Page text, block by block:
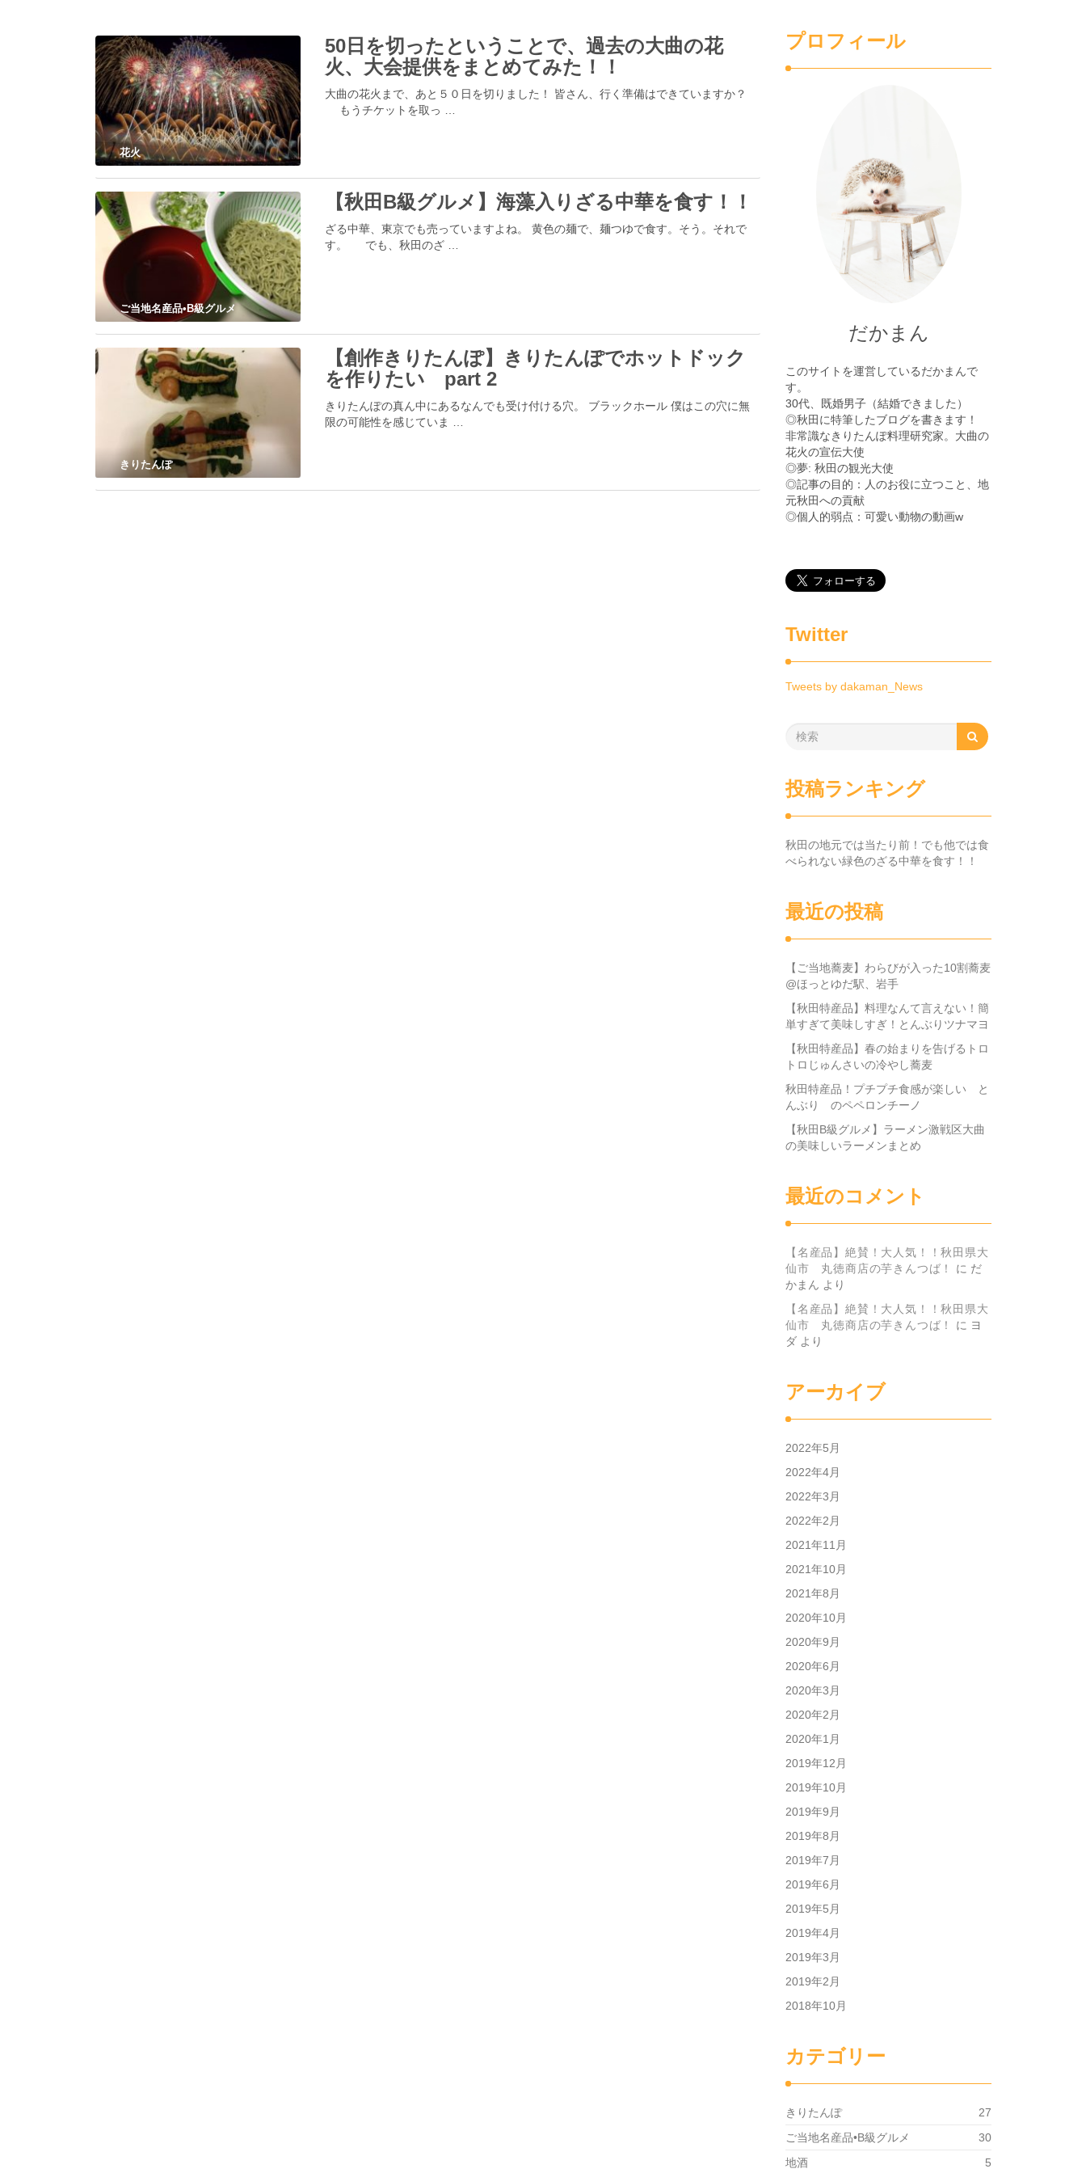
花火
50日を切ったということで、過去の大曲の花
火、大会提供をまとめてみた！！
大曲の花火まで、あと５０日を切りました！ 皆さん、行く準備はできていますか？
もうチケットを取っ …
ご当地名産品•B級グルメ
【秋田B級グルメ】海藻入りざる中華を食す！！
ざる中華、東京でも売っていますよね。 黄色の麺で、麺つゆで食す。そう。それで
す。 でも、秋田のざ …
きりたんぽ
【創作きりたんぽ】きりたんぽでホットドック
を作りたい part 2
きりたんぽの真ん中にあるなんでも受け付ける穴。 ブラックホール 僕はこの穴に無
限の可能性を感じていま …
プロフィール
だかまん
このサイトを運営しているだかまんで
す。
30代、既婚男子（結婚できました）
◎秋田に特筆したブログを書きます！
非常識なきりたんぽ料理研究家。大曲の
花火の宣伝大使
◎夢: 秋田の観光大使
◎記事の目的：人のお役に立つこと、地
元秋田への貢献
◎個人的弱点：可愛い動物の動画w
Twitter
Tweets by dakaman_News
投稿ランキング
秋田の地元では当たり前！でも他では食
べられない緑色のざる中華を食す！！
最近の投稿
【ご当地蕎麦】わらびが入った10割蕎麦
@ほっとゆだ駅、岩手
【秋田特産品】料理なんて言えない！簡
単すぎて美味しすぎ！とんぶりツナマヨ
【秋田特産品】春の始まりを告げるトロ
トロじゅんさいの冷やし蕎麦
秋田特産品！プチプチ食感が楽しい と
んぶり のペペロンチーノ
【秋田B級グルメ】ラーメン激戦区大曲
の美味しいラーメンまとめ
最近のコメント
【名産品】絶賛！大人気！！秋田県大
仙市 丸徳商店の芋きんつば！
に だ
かまん より
【名産品】絶賛！大人気！！秋田県大
仙市 丸徳商店の芋きんつば！
に ヨ
ダ より
アーカイブ
2022年5月
2022年4月
2022年3月
2022年2月
2021年11月
2021年10月
2021年8月
2020年10月
2020年9月
2020年6月
2020年3月
2020年2月
2020年1月
2019年12月
2019年10月
2019年9月
2019年8月
2019年7月
2019年6月
2019年5月
2019年4月
2019年3月
2019年2月
2018年10月
カテゴリー
きりたんぽ
27
ご当地名産品•B級グルメ
30
地酒
5